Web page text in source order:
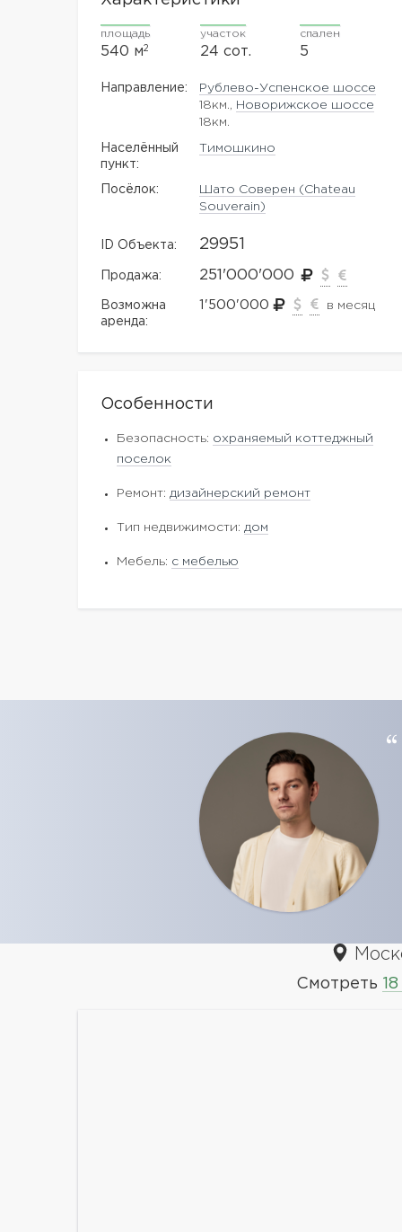
площадь
540 м2
участок
24 сот.
спален
5
Направление:
Рублево-Успенское шоссе
18км.,
Новорижское шоссе
18км.
Населённый
пункт:
Тимошкино
Посёлок:
Шато Соверен (Chateau
Souverain)
ID Объекта: 29951
Продажа: 251'000'000
Возможна
аренда:
1'500'000 в месяц
Особенности
Безопасность: охраняемый коттеджный
поселок
Ремонт: дизайнерский ремонт
Тип недвижимости: дом
Мебель: с мебелью
Смотреть